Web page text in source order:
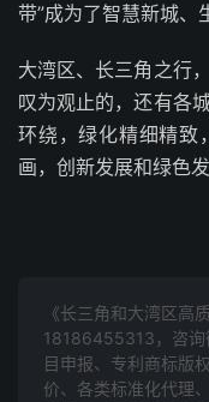
带”成为了智慧新城、
大湾区、长三角之行
叹为观止的，还有各
环绕，绿化精细精致
画，创新发展和绿色
《长三角和大湾区高
18186455313 ，咨
目申报、专利商标版
价、各类标准化代理